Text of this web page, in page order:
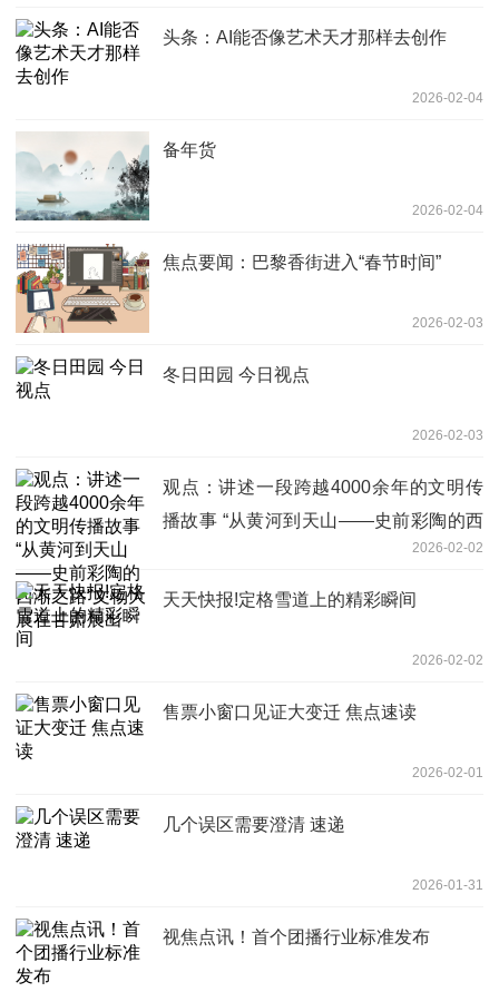
头条：AI能否像艺术天才那样去创作
2026-02-04
备年货
2026-02-04
焦点要闻：巴黎香街进入“春节时间”
2026-02-03
冬日田园 今日视点
2026-02-03
观点：讲述一段跨越4000余年的文明传
播故事 “从黄河到天山——史前彩陶的西
2026-02-02
天天快报!定格雪道上的精彩瞬间
2026-02-02
售票小窗口见证大变迁 焦点速读
2026-02-01
几个误区需要澄清 速递
2026-01-31
视焦点讯！首个团播行业标准发布